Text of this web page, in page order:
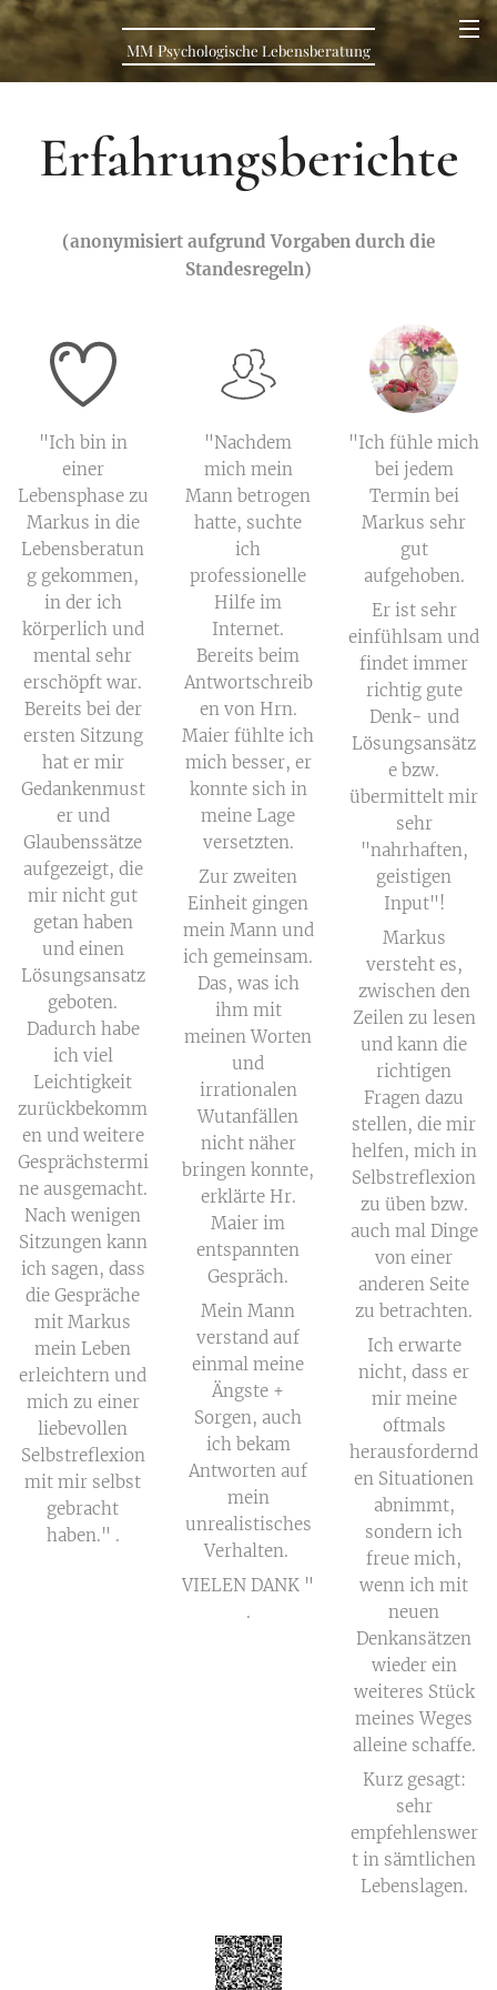
MM Psychologische Lebensberatung
Erfahrungsberichte
(anonymisiert aufgrund Vorgaben durch die
Standesregeln)
"Ich bin in
einer
Lebensphase zu
Markus in die
Lebensberatun
g gekommen,
in der ich
körperlich und
mental sehr
erschöpft war.
Bereits bei der
ersten Sitzung
hat er mir
Gedankenmust
er und
Glaubenssätze
aufgezeigt, die
mir nicht gut
getan haben
und einen
Lösungsansatz
geboten.
Dadurch habe
ich viel
Leichtigkeit
zurückbekomm
en und weitere
Gesprächstermi
ne ausgemacht.
Nach wenigen
Sitzungen kann
ich sagen, dass
die Gespräche
mit Markus
mein Leben
erleichtern und
mich zu einer
liebevollen
Selbstreflexion
mit mir selbst
gebracht
haben." .
"Nachdem
mich mein
Mann betrogen
hatte, suchte
ich
professionelle
Hilfe im
Internet.
Bereits beim
Antwortschreib
en von Hrn.
Maier fühlte ich
mich besser, er
konnte sich in
meine Lage
versetzten.
Zur zweiten
Einheit gingen
mein Mann und
ich gemeinsam.
Das, was ich
ihm mit
meinen Worten
und
irrationalen
Wutanfällen
nicht näher
bringen konnte,
erklärte Hr.
Maier im
entspannten
Gespräch.
Mein Mann
verstand auf
einmal meine
Ängste +
Sorgen, auch
ich bekam
Antworten auf
mein
unrealistisches
Verhalten.
VIELEN DANK "
.
"Ich fühle mich
bei jedem
Termin bei
Markus sehr
gut
aufgehoben.
Er ist sehr
einfühlsam und
findet immer
richtig gute
Denk- und
Lösungsansätz
e bzw.
übermittelt mir
sehr
"nahrhaften,
geistigen
Input"!
Markus
versteht es,
zwischen den
Zeilen zu lesen
und kann die
richtigen
Fragen dazu
stellen, die mir
helfen, mich in
Selbstreflexion
zu üben bzw.
auch mal Dinge
von einer
anderen Seite
zu betrachten.
Ich erwarte
nicht, dass er
mir meine
oftmals
herausfordernd
en Situationen
abnimmt,
sondern ich
freue mich,
wenn ich mit
neuen
Denkansätzen
wieder ein
weiteres Stück
meines Weges
alleine schaffe.
Kurz gesagt:
sehr
empfehlenswer
t in sämtlichen
Lebenslagen.